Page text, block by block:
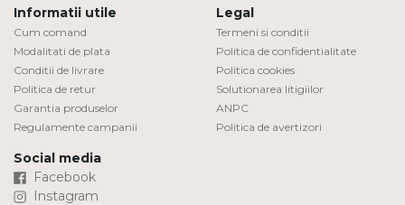
Informatii utile
Cum comand
Modalitati de plata
Conditii de livrare
Politica de retur
Garantia produselor
Regulamente campanii
Legal
Termeni si conditii
Politica de confidentialitate
Politica cookies
Solutionarea litigiilor
ANPC
Politica de avertizori
Social media
Facebook
Instagram